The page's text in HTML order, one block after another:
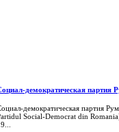
демократическая партия
демократическая партия
Social-Democrat din